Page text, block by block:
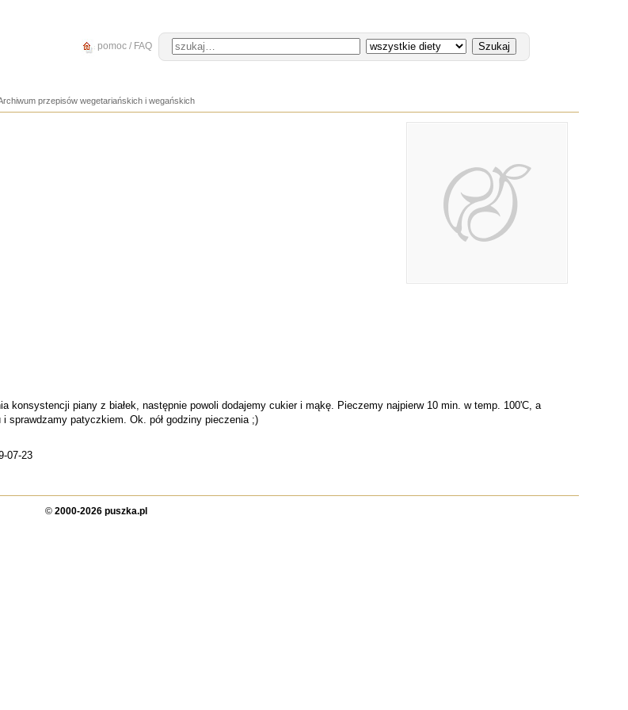
pomoc / FAQ
przepisów wegetariańskich i wegańskich
konsystencji piany z białek, następnie powoli dodajemy cukier i mąkę. Pieczemy najpierw 10 min. w temp. 100'C, a
sprawdzamy patyczkiem. Ok. pół godziny pieczenia ;)
07-23
© 2000-2026 puszka.pl